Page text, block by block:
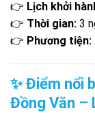
👉 Lịch khởi
👉 Thời gian: 3
👉 Phương tiện:
✨ Điểm nổi
Đồng Văn –